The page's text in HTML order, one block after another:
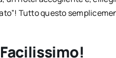
Tutto questo